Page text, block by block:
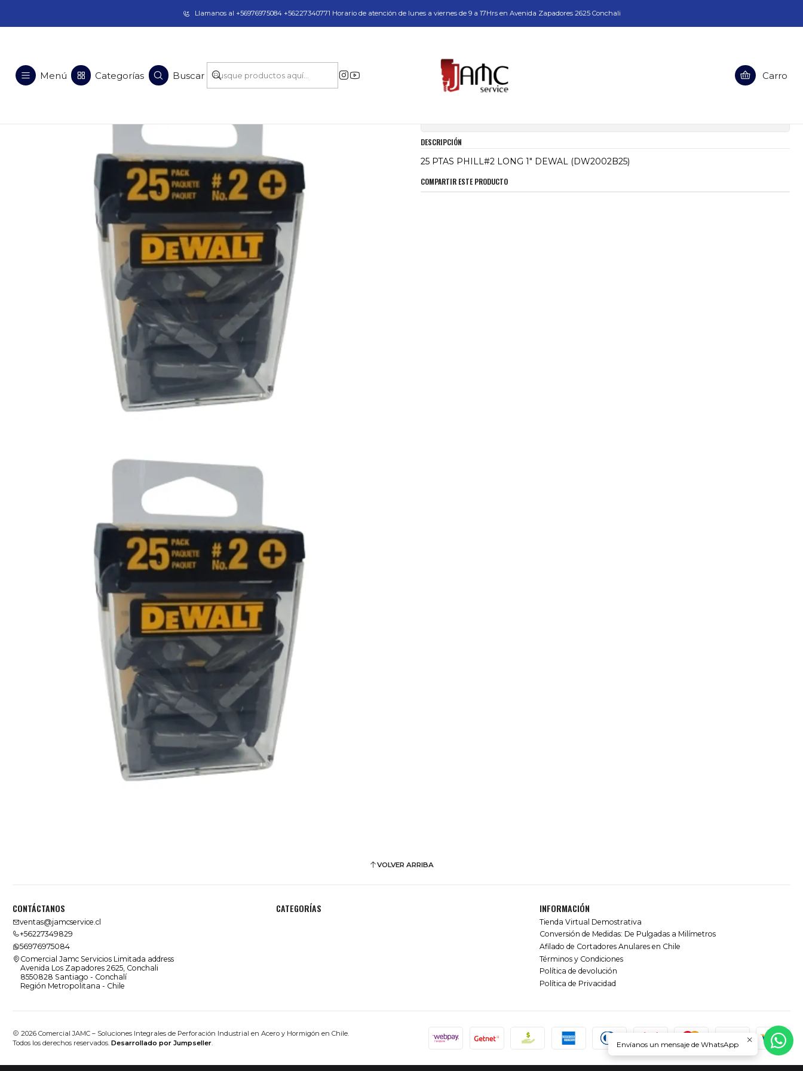
Taladros Magnéticos en Chile | Venta, Arriendo y Servicio Técnico
Menú Categorías Buscar Carro
Llamanos al +56976975084 +56227340771 Horario de atención de lunes a viernes de 9 a 17Hrs en Avenida Zapadores 2625 Conchali
25 PTAS PHILL#2 LONG 1" DEWAL (DW2002B25)
DESCRIPCIÓN
25 PTAS PHILL#2 LONG 1" DEWAL (DW2002B25)
COMPARTIR ESTE PRODUCTO
VOLVER ARRIBA
CONTÁCTANOS
ventas@jamcservice.cl
+56227349829
56976975084
Comercial Jamc Servicios Limitada address
Avenida Los Zapadores 2625, Conchali
8550828 Santiago - Conchalí
Región Metropolitana - Chile
CATEGORÍAS INFORMACIÓN
Tienda Virtual Demostrativa
Conversión de Medidas: De Pulgadas a Milímetros
Afilado de Cortadores Anulares en Chile
Términos y Condiciones
Política de devolución
Política de Privacidad
2026 Comercial JAMC – Soluciones Integrales de Perforación Industrial en Acero y Hormigón en Chile.
Todos los derechos reservados. Desarrollado por Jumpseller. Envíanos un mensaje de WhatsApp